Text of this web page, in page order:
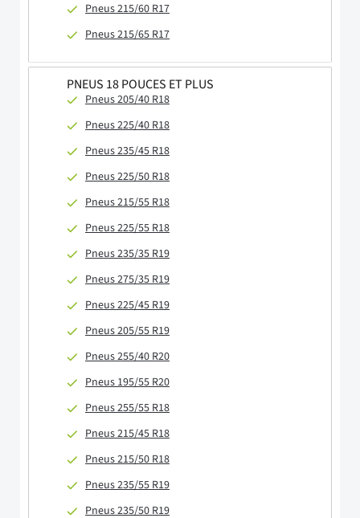
Pneus 215/60 R17
Pneus 215/65 R17
PNEUS 18 POUCES ET PLUS
Pneus 205/40 R18
Pneus 225/40 R18
Pneus 235/45 R18
Pneus 225/50 R18
Pneus 215/55 R18
Pneus 225/55 R18
Pneus 235/35 R19
Pneus 275/35 R19
Pneus 225/45 R19
Pneus 205/55 R19
Pneus 255/40 R20
Pneus 195/55 R20
Pneus 255/55 R18
Pneus 215/45 R18
Pneus 215/50 R18
Pneus 235/55 R19
Pneus 235/50 R19